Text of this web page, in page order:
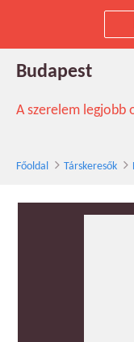
kolmann90
Budapest
A szerelem legjobb
Főoldal Társkeresők